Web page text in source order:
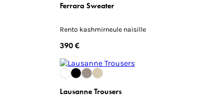
Ferrara Sweater
Rento kashmirneule naisille
390 €
Lausanne Trousers